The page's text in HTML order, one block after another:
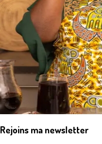
Rejoins ma newsletter